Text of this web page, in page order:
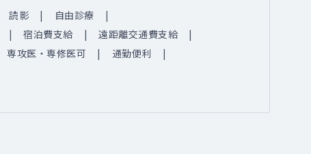
読影
自由診療
宿泊費支給
遠距離交通費支給
専攻医・専修医可
通勤便利